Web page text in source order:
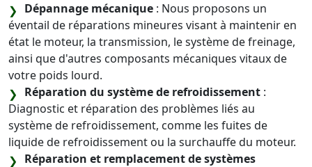
Dépannage mécanique : Nous proposons un
éventail de réparations mineures visant à maintenir en
état le moteur, la transmission, le système de freinage,
ainsi que d'autres composants mécaniques vitaux de
votre poids lourd.
Réparation du système de refroidissement :
Diagnostic et réparation des problèmes liés au
système de refroidissement, comme les fuites de
liquide de refroidissement ou la surchauffe du moteur.
Réparation et remplacement de systèmes